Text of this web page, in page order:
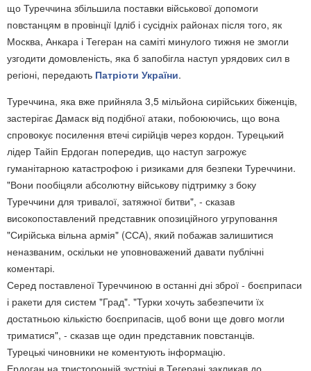
що Туреччина збільшила поставки військової допомоги
повстанцям в провінції Ідліб і сусідніх районах після того, як
Москва, Анкара і Тегеран на саміті минулого тижня не змогли
узгодити домовленість, яка б запобігла наступ урядових сил в
регіоні, передають Патріоти України.
Туреччина, яка вже прийняла 3,5 мільйона сирійських біженців,
застерігає Дамаск від подібної атаки, побоюючись, що вона
спровокує посилення втечі сирійців через кордон. Турецький
лідер Тайіп Ердоган попередив, що наступ загрожує
гуманітарною катастрофою і ризиками для безпеки Туреччини.
"Вони пообіцяли абсолютну військову підтримку з боку
Туреччини для тривалої, затяжної битви", - сказав
високопоставлений представник опозиційного угруповання
"Сирійська вільна армія" (ССА), який побажав залишитися
неназваним, оскільки не уповноважений давати публічні
коментарі.
Серед поставленої Туреччиною в останні дні зброї - боєприпаси
і ракети для систем "Град". "Турки хочуть забезпечити їх
достатньою кількістю боєприпасів, щоб вони ще довго могли
триматися", - сказав ще один представник повстанців.
Турецькі чиновники не коментують інформацію.